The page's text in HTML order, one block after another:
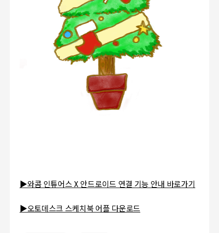
▶와콤 인튜어스 X 안드로이드 연결 기능 안내 바로가기
▶오토데스크 스케치북 어플 다운로드